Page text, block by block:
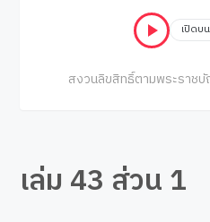
เปิดบ
สงวนลิขสิทธิ์ตามพระรา
เล่ม 43 ส่วน 1